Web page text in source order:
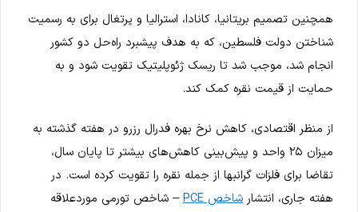
همچنین تصمیم بریتانیا، کانادا، استرالیا و پرتغال برای به رسمیت
شناختن دولت فلسطین، که به هدف پیشبرد راه‌حل دو کشور
انجام شد، موجب شد تا ریسک ژئوپلیتیک تقویت شود و به
حمایت از قیمت نقره کمک کند.
از منظر اقتصادی، کاهش نرخ بهره فدرال رزرو در هفته گذشته به
میزان ۲۵ واحد و پیش‌بینی کاهش‌های بیشتر تا پایان سال،
تقاضا برای فلزات گرانبها از جمله نقره را تقویت کرده است. در
هفته جاری، انتشار شاخص PCE
– شاخص تورمی موردعلاقه